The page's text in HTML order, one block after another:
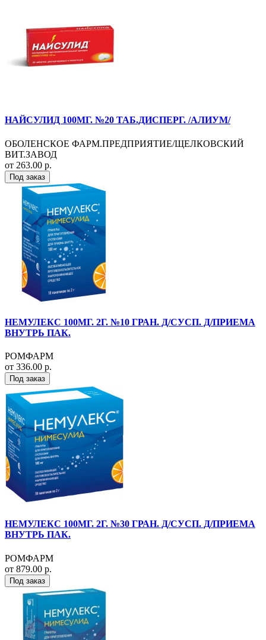
НАЙСУЛИД 100МГ. №20 ТАБ.ДИСПЕРГ. /АЛИУМ/
ОБОЛЕНСКОЕ ФАРМ.ПРЕДПРИЯТИЕ/ЩЕЛКОВСКИЙ
ВИТ.ЗАВОД
от 263.00 р.
Под заказ
НЕМУЛЕКС 100МГ. 2Г. №10 ГРАН. Д/СУСП. Д/ПРИЕМА
ВНУТРЬ ПАК.
РОМФАРМ
от 336.00 р.
Под заказ
НЕМУЛЕКС 100МГ. 2Г. №30 ГРАН. Д/СУСП. Д/ПРИЕМА
ВНУТРЬ ПАК.
РОМФАРМ
от 879.00 р.
Под заказ